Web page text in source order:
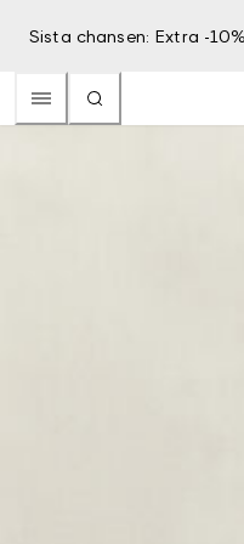
Sista chansen: Extra -